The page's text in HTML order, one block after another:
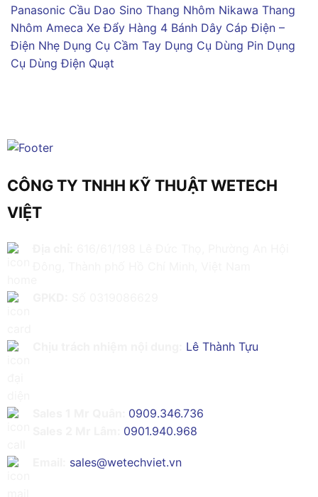
Panasonic Cầu Dao Sino Thang Nhôm Nikawa Thang
Nhôm Ameca Xe Đẩy Hàng 4 Bánh Dây Cáp Điện –
Điện Nhẹ Dụng Cụ Cầm Tay Dụng Cụ Dùng Pin Dụng
Cụ Dùng Điện Quạt
CÔNG TY TNHH KỸ THUẬT WETECH
VIỆT
Lê Thành Tựu
0909.346.736
0901.940.968
sales@wetechviet.vn